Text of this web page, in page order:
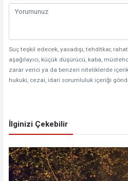
Suç teşkil edecek, yasadışı, tehditkar,
aşağılayıcı, küçük düşürücü, kaba,
zarar verici ya da benzeri niteliklerde
hukuki, cezai, idari sorumluluk içeriği
İlginizi Çekebilir